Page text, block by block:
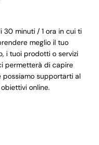
30 minuti / 1 ora in cui ti
meglio il tuo
i tuoi prodotti o servizi
permetterà di capire
supportarti al
online.